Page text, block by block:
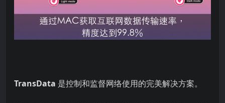
TransData 是控制和监督网络使用的完美解决方案。